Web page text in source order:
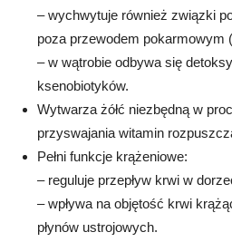
– wychwytuje również związki
poza przewodem pokarmowym
– w wątrobie odbywa się
ksenobiotyków.
Wytwarza żółć niezbędną w
przyswajania witamin
Pełni funkcje krążeniowe:
– reguluje przepływ krwi w
– wpływa na objętość krwi
płynów ustrojowych.